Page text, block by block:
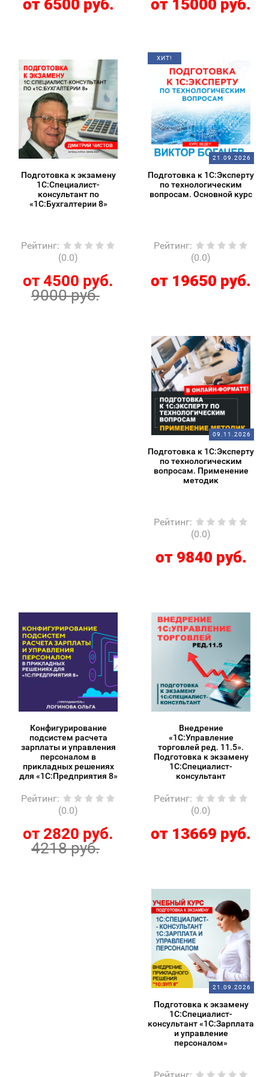
от 6500 руб. от 15000 руб.
Подготовка к экзамену
1С:Специалист-
консультант по
«1С:Бухгалтерии 8»
Рейтинг:
(0.0)
от 4500 руб.
9000 руб.
ХИТ!
21.09.2026
Подготовка к 1С:Эксперту
по технологическим
вопросам. Основной курс
Рейтинг:
(0.0)
от 19650 руб.
09.11.2026
Подготовка к 1С:Эксперту
по технологическим
вопросам. Применение
методик
Рейтинг:
(0.0)
от 9840 руб.
Конфигурирование
подсистем расчета
зарплаты и управления
персоналом в
прикладных решениях
для «1С:Предприятия 8»
Рейтинг:
(0.0)
от 2820 руб.
4218 руб.
Внедрение
«1С:Управление
торговлей ред. 11.5».
Подготовка к экзамену
1С:Специалист-
консультант
Рейтинг:
(0.0)
от 13669 руб.
21.09.2026
Подготовка к экзамену
1С:Специалист-
консультант «1С:Зарплата
и управление
персоналом»